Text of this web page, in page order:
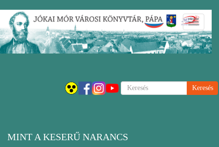
Ugrás
tartalomra
Keresés
MINT A KESERŰ NARANCS